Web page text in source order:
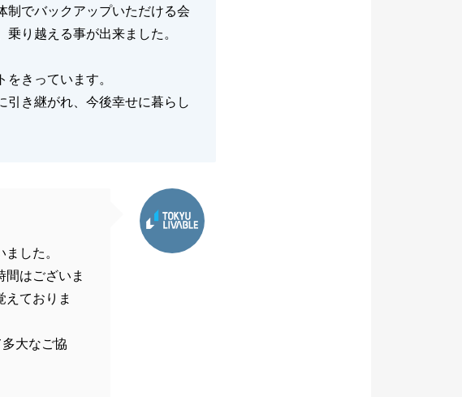
制でバックアップいただける会
り越える事が出来ました。
きっています。
引き継がれ、今後幸せに暮らし
した。
はございま
えておりま
大なご協